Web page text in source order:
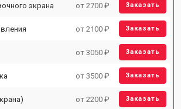
экрана от 2700 ₽ Заказать
от 2100 ₽ Заказать
от 3050 ₽ Заказать
от 3500 ₽ Заказать
от 2200 ₽ Заказать